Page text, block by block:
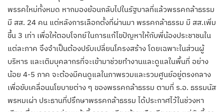
พรรคใหม่ทั้งหมด หากมองย้อนกลับไปในรัฐบาลที่แล้วพรรคกล้าธรรม
มี สส. 24 คน แต่หลังการเลือกตั้งที่ผ่านมา พรรคกล้าธรรม มี สส.เพิ่ม
ขึ้น 3 เท่า เพื่อให้ตอบโจทย์ในการแก้ไขปัญหาให้กับพี่น้องประชาชนใน
แต่ละภาค จึงจำเป็นต้องปรับเปลี่ยนโครงสร้าง โดยเฉพาะในส่วนผู้
บริหาร และเติมบุคลากรที่จะเข้ามาช่วยทำงานและดูแลในพื้นที่ อย่าง
น้อย 4-5 ภาค จะต้องมีคนดูแลในภาพรวมและรวมศูนย์อยู่ตรงกลาง
เพื่อขับเคลื่อนนโยบายต่าง ๆ ของพรรคกล้าธรรม ตามที่ ร.อ. ธรรมนัส
พรหมเผ่า ประธานที่ปรึกษาพรรคกล้าธรรม ได้ประกาศไว้ในช่วงหา